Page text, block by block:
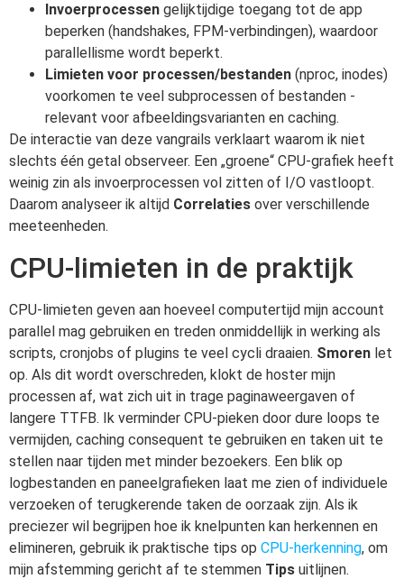
Invoerprocessen gelijktijdige toegang tot de app
beperken (handshakes, FPM-verbindingen), waardoor
parallellisme wordt beperkt.
Limieten voor processen/bestanden (nproc, inodes)
voorkomen te veel subprocessen of bestanden -
relevant voor afbeeldingsvarianten en caching.
De interactie van deze vangrails verklaart waarom ik niet
slechts één getal observeer. Een „groene“ CPU-grafiek heeft
weinig zin als invoerprocessen vol zitten of I/O vastloopt.
Daarom analyseer ik altijd Correlaties over verschillende
meeteenheden.
CPU-limieten in de praktijk
CPU-limieten geven aan hoeveel computertijd mijn account
parallel mag gebruiken en treden onmiddellijk in werking als
scripts, cronjobs of plugins te veel cycli draaien. Smoren let
op. Als dit wordt overschreden, klokt de hoster mijn
processen af, wat zich uit in trage paginaweergaven of
langere TTFB. Ik verminder CPU-pieken door dure loops te
vermijden, caching consequent te gebruiken en taken uit te
stellen naar tijden met minder bezoekers. Een blik op
logbestanden en paneelgrafieken laat me zien of individuele
verzoeken of terugkerende taken de oorzaak zijn. Als ik
preciezer wil begrijpen hoe ik knelpunten kan herkennen en
elimineren, gebruik ik praktische tips op CPU-herkenning, om
mijn afstemming gericht af te stemmen Tips uitlijnen.